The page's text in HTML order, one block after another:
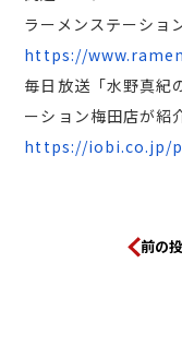
ラーメンステーショ
https://
毎日放送「水野真紀
ーション梅田店が紹
https://iobi.co.jp/
前の